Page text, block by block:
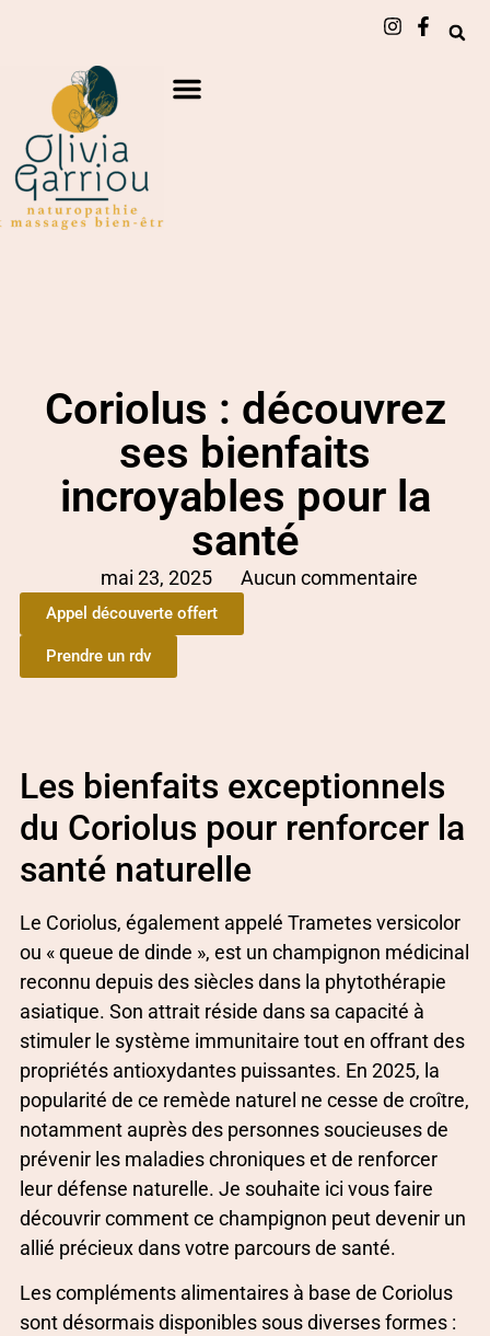
Coriolus : découvrez
ses bienfaits
incroyables pour la
santé
mai 23, 2025 Aucun commentaire
Appel découverte offert
Prendre un rdv
Les bienfaits exceptionnels
du Coriolus pour renforcer la
santé naturelle
Le Coriolus, également appelé Trametes versicolor
ou « queue de dinde », est un champignon médicinal
reconnu depuis des siècles dans la phytothérapie
asiatique. Son attrait réside dans sa capacité à
stimuler le système immunitaire tout en offrant des
propriétés antioxydantes puissantes. En 2025, la
popularité de ce remède naturel ne cesse de croître,
notamment auprès des personnes soucieuses de
prévenir les maladies chroniques et de renforcer
leur défense naturelle. Je souhaite ici vous faire
découvrir comment ce champignon peut devenir un
allié précieux dans votre parcours de santé.
Les compléments alimentaires à base de Coriolus
sont désormais disponibles sous diverses formes :